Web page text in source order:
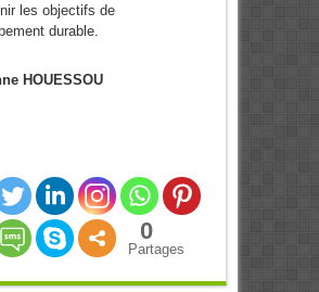
les objectifs de
durable.
HOUESSOU
0
Partages